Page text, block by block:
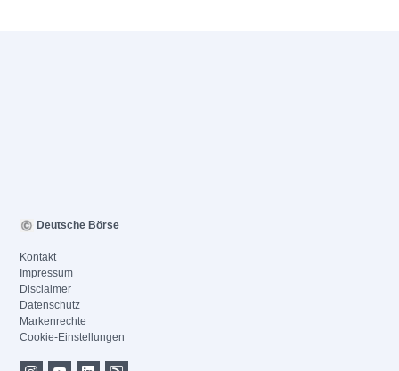
Deutsche Börse
Kontakt
Impressum
Disclaimer
Datenschutz
Markenrechte
Cookie-Einstellungen